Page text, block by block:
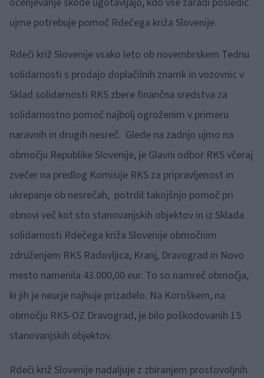
ujme potrebuje pomoč Rdečega križa Slovenije.
Rdeči križ Slovenije vsako leto ob novembrskem Tednu
solidarnosti s prodajo doplačilnih znamk in vozovnic v
Sklad solidarnosti RKS zbere finančna sredstva za
solidarnostno pomoč najbolj ogroženim v primeru
naravnih in drugih nesreč. Glede na zadnjo ujmo na
območju Republike Slovenije, je Glavni odbor RKS včeraj
zvečer na predlog Komisije RKS za pripravljenost in
ukrepanje ob nesrečah, potrdil takojšnjo pomoč pri
obnovi več kot sto stanovanjskih objektov in iz Sklada
solidarnosti Rdečega križa Slovenije območnim
združenjem RKS Radovljica, Kranj, Dravograd in Novo
mesto namenila 43.000,00 eur. To so namreč območja,
ki jih je neurje najhuje prizadelo. Na Koroškem, na
območju RKS-OZ Dravograd, je bilo poškodovanih 15
stanovanjskih objektov.
Rdeči križ Slovenije nadaljuje z zbiranjem prostovoljnih